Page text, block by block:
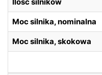
Moc silnika, nominalna
Moc silnika, skokowa